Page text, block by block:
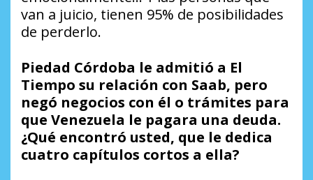
van a juicio, tienen 95% de posibilidades
de perderlo.
Piedad Córdoba le admitió a El
Tiempo su relación con Saab, pero
negó negocios con él o trámites para
que Venezuela le pagara una deuda.
¿Qué encontró usted, que le dedica
cuatro capítulos cortos a ella?